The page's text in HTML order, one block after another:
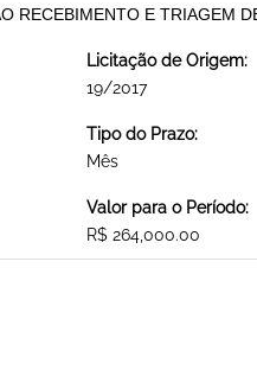
RECEBIMENTO E TRIAGEM
Licitação de Origem:
19/2017
Tipo do Prazo:
Mês
Valor para o Período:
R$ 264,000.00